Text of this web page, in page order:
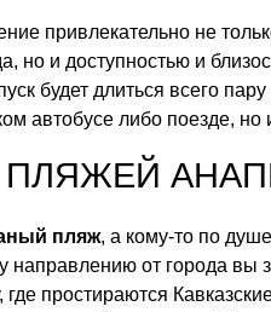
привлекательно не
но и доступностью и
будет длиться всего
автобусе либо поезде,
ПЛЯЖЕЙ
пляж, а кому-то по
направлению от города вы
где простираются